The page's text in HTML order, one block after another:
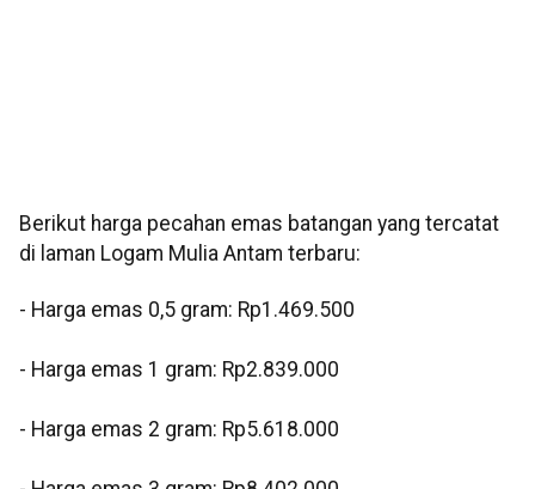
Berikut harga pecahan emas batangan yang tercatat
di laman Logam Mulia Antam terbaru:
‎‎- Harga emas 0,5 gram: Rp1.469.500
- Harga emas 1 gram: Rp2.839.000
‎- Harga emas 2 gram: Rp5.618.000